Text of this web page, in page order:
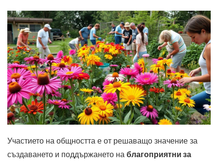
Участието на общността е от решаващо значение за
създаването и поддържането наблагоприятни за